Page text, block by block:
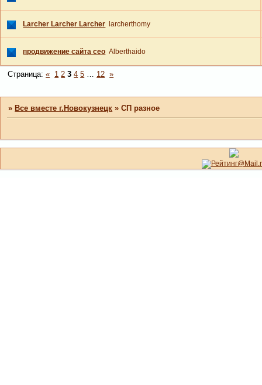
Larcher Larcher Larcher larcherthomy
продвижение сайта сео Alberthaido
Страница:« 1 2 3 4 5 … 12 »
»Все вместе г.Новокузнецк »СП разное